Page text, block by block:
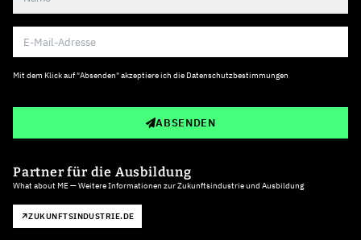
Mit dem Klick auf "Absenden" akzeptiere ich die Datenschutzbestimmungen
ABSENDEN
Partner für die Ausbildung
What about ME — Weitere Informationen zur Zukunftsindustrie und Ausbildung
ZUKUNFTSINDUSTRIE.DE